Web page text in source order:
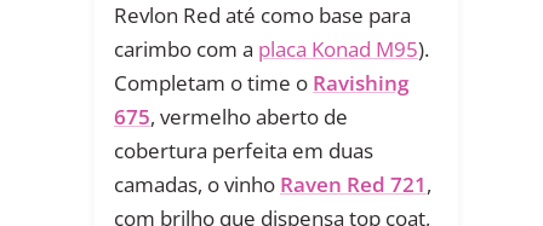
Revlon Red até como base para
carimbo com a placa Konad M95).
Completam o time o Ravishing
675, vermelho aberto de
cobertura perfeita em duas
camadas, o vinho Raven Red 721,
com brilho que dispensa top coat,